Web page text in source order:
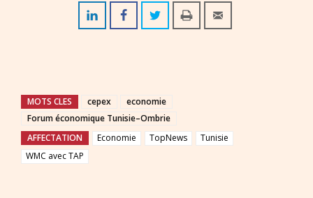
MOTS CLES cepex
economie
Forum économique Tunisie–Ombrie
AFFECTATION
Economie TopNews
Tunisie
WMC avec TAP